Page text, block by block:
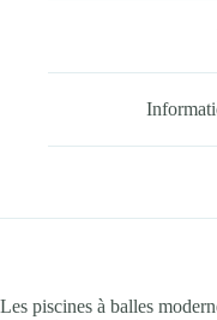
Les piscines à balles